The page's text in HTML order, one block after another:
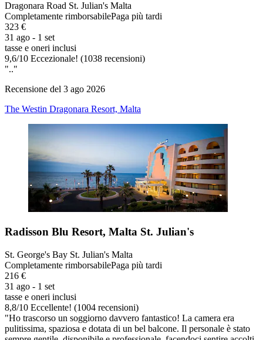
Dragonara Road St. Julian's Malta
Completamente rimborsabilePaga più tardi
323 €
31 ago - 1 set
tasse e oneri inclusi
9,6/10 Eccezionale! (1038 recensioni)
".."
Recensione del 3 ago 2026
The Westin Dragonara Resort, Malta
Radisson Blu Resort, Malta St. Julian's
St. George's Bay St. Julian's Malta
Completamente rimborsabilePaga più tardi
216 €
31 ago - 1 set
tasse e oneri inclusi
8,8/10 Eccellente! (1004 recensioni)
"Ho trascorso un soggiorno davvero fantastico! La camera era
pulitissima, spaziosa e dotata di un bel balcone. Il personale è stato